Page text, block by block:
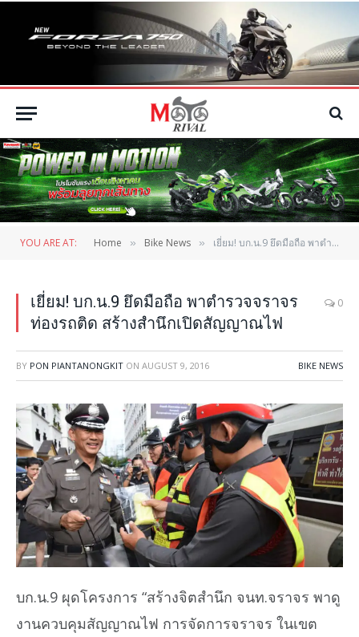
YOU ARE AT: Home » Bike News » เยี่ยม! บก.น.9 ยึดมือถือ พาตำรวจจราจรท่องรถติด สร้างสำนึกเปิดสัญญาณไฟ
เยี่ยม! บก.น.9 ยึดมือถือ พาตำรวจจราจร
ท่องรถติด สร้างสำนึกเปิดสัญญาณไฟ
0
BY PON PIANTANONGKIT ON AUGUST 9, 2016 BIKE NEWS
บก.น.9 ผุดโครงการ “สร้างจิตสำนึก จนท.จราจร พาดู
งานควบคุมสัญญาณไฟ การจัดการจราจร ในเขต